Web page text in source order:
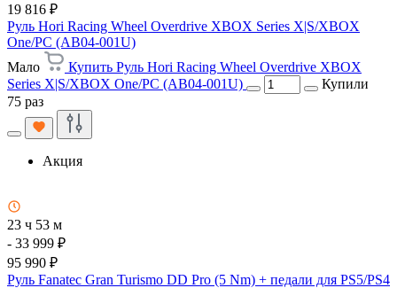
19 816 ₽
Руль Hori Racing Wheel Overdrive XBOX Series X|S/XBOX
One/PC (AB04-001U)
Мало
Купить Руль Hori Racing Wheel Overdrive XBOX
Series X|S/XBOX One/PC (AB04-001U)
Купили
75 раз
Акция
23 ч 53 м
- 33 999 ₽
95 990 ₽
Руль Fanatec Gran Turismo DD Pro (5 Nm) + педали для PS5/PS4